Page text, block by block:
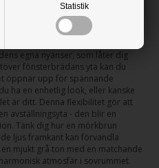
Statistik
du friheten att skapa en design
stil. Vi erbjuder en rik palett av
egna nyanser, som låter dig
fönsterbrädans yta kan du
öppnar upp för spännande
ha en enhetlig look, eller kanske
är ditt. Denna flexibilitet gör att
avställningsyta - den blir en
Tänk dig hur en mörkbrun
ljus framkant kan förvandla
mjukt grå ton med en matchande
atmosfär i sovrummet.